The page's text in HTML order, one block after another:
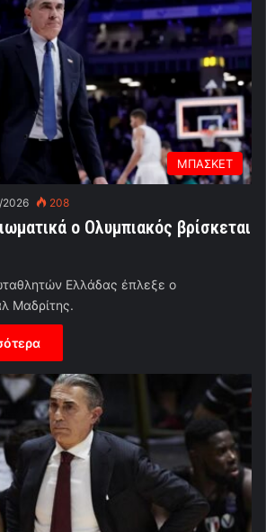
ΜΠΑΣΚΕΤ
208
ο Ολυμπιακός βρίσκεται
Ελλάδας έπλεξε ο
Μαδρίτης.